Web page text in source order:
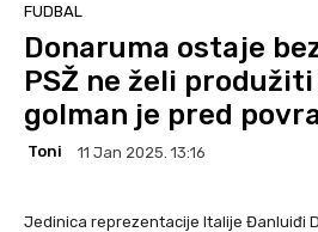
FUDBAL
Donaruma ostaje
PSŽ ne želi
golman je pred
Toni 11 Jan 2025. 13:16
Jedinica reprezentacije Italije Đanluiđi